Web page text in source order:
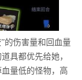
的伤害量和回血量
具都优先给她，
量低的怪物，高